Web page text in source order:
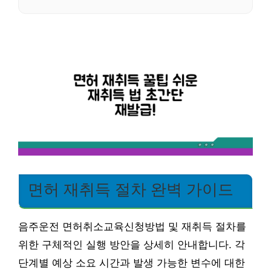
면허 재취득 절차 완벽 가이드
음주운전 면허취소교육신청방법 및 재취득 절차를
위한 구체적인 실행 방안을 상세히 안내합니다. 각
단계별 예상 소요 시간과 발생 가능한 변수에 대한